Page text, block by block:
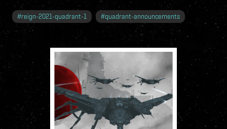
#reign-2021-quadrant-1 #quadrant-announcements